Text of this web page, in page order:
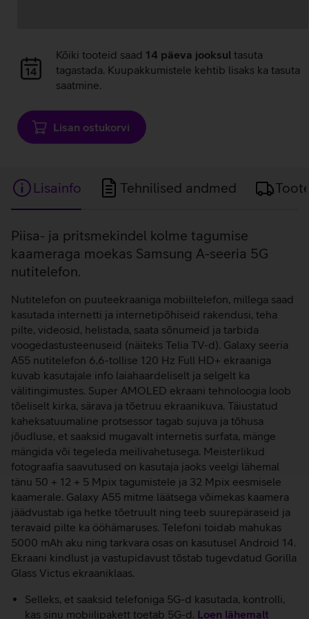
Andmete
laadimine
Kõiki tooteid saad 14 päeva jooksul tasuta
tagastada. Kuupakkumistele kehtib lisaks ka tasuta
saatmine.
Lisan ostukorvi
Lisainfo Tehnilised andmed
Lisainfo
Piisa- ja pritsmekindel kolme tagumise
kaameraga moekas Samsung A-seeria 5G
nutitelefon.
Nutitelefon on puuteekraaniga mobiiltelefon, millega saad
kasutada internetti ja internetipõhiseid rakendusi, teha
pilte, videosid, helistada, saata sõnumeid ja tarbida
voogedastusteenuseid (näiteks Telia TV-d). Galaxy seeria
A55 nutitelefon 6,6-tollise 120 Hz Full HD+ ekraaniga
kuvab kasutajale info laiahaardeliselt ja selgelt ka
välitingimustes. Super AMOLED ekraani tehnoloogia loob
tõeliselt kirka, särava ja tõetruu ekraanikuva. Täiustatud
kaheksatuumaline protsessor tagab sujuva ja tõhusa
jõudluse, et saaksid mugavalt internetis surfata, mänge
mängida või tegeleda meilivahetusega. Meisterlikud
fotograafia saavutused on kasutaja jaoks veelgi lähemal
tänu 50 + 12 + 5 Mpix tagumistele ja 32 Mpix eesmisele
kaamerale. Galaxy A55 mitme läätsega võimekas kaamera
jäädvustab iga hetke tõetruult ning teeb suurepäraseid ja
teravaid pilte ka ööhämaruses. Telefoni toidab mahukas
5000 mAh aku ning tarkvara osas on kasutusel Android 14.
Ekraani kindlust ja vastupidavust tõstab tugevdatud Gorilla
Glass Victus ekraaniklaas.
Selleks, et saaksid telefoniga 5G-d kasutada, kontrolli,
kas sinu mobiilipakett toetab 5G-d. Loen lähemalt